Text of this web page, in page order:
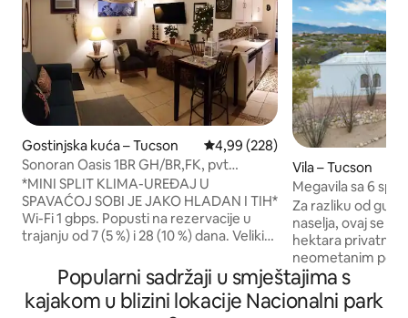
Gostinjska kuća – Tucson Prosječna ocjena: 4,99/5,
4,99 (228)
Sonoran Oasis 1BR GH/BR,FK, pvt
yd/entry, kućni ljubimci besplatno
*MINI SPLIT KLIMA-UREĐAJ U
SPAVAĆOJ SOBI JE JAKO HLADAN I TIH*
Wi-Fi 1 gbps. Popusti na rezervacije u
trajanju od 7 (5 %) i 28 (10 %) dana. Veliki
mlaznice, fontanu, roštilj i stol. Ovaj
prekrasan smještaj je super tiha,
samostalna gostinjska kuća u centru koja
Vila – Tucson
Megavila sa 6
kadama i Casitom
Za razliku od
naselja, ovaj se
hektara privatnog
neometanim
i pravom tišinom.
dođe ovamo
Pobjegnite na
Popularni sadržaji u smještajima s
kajakom u blizini lokacije Nacionalni park